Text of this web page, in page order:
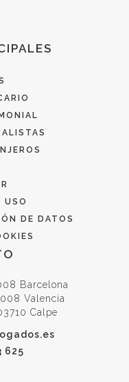
USO
DE DATOS
Barcelona
Valencia
Calpe
625